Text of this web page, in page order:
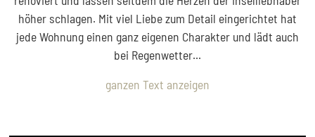
höher schlagen. Mit viel Liebe zum Detail eingerichtet hat
jede Wohnung einen ganz eigenen Charakter und lädt auch
bei Regenwetter...
ganzen Text anzeigen